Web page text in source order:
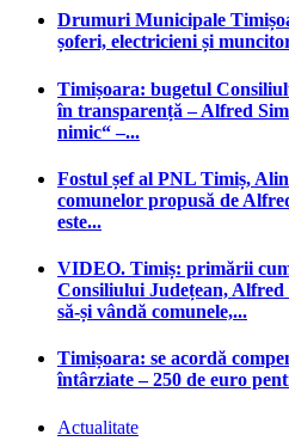
Drumuri Municipale
șoferi, electricieni și
Timișoara: bugetul
în transparență – Alfred
nimic“ –...
Fostul șef al PNL Timiș,
comunelor propusă de
este...
VIDEO. Timiș: primării
Consiliului Județean,
să-și vândă comunele,...
Timișoara: se acordă
întârziate – 250 de euro
Actualitate